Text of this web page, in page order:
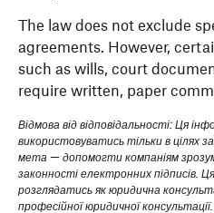
The law does not exclude
agreements. However,
such as wills, court
require written, paper
Відмова від відповідальності: Ця
використовуватись тільки в цілях
мета — допомогти компаніям
законності електронних підписів.
розглядатись як юридична
професійної юридичної